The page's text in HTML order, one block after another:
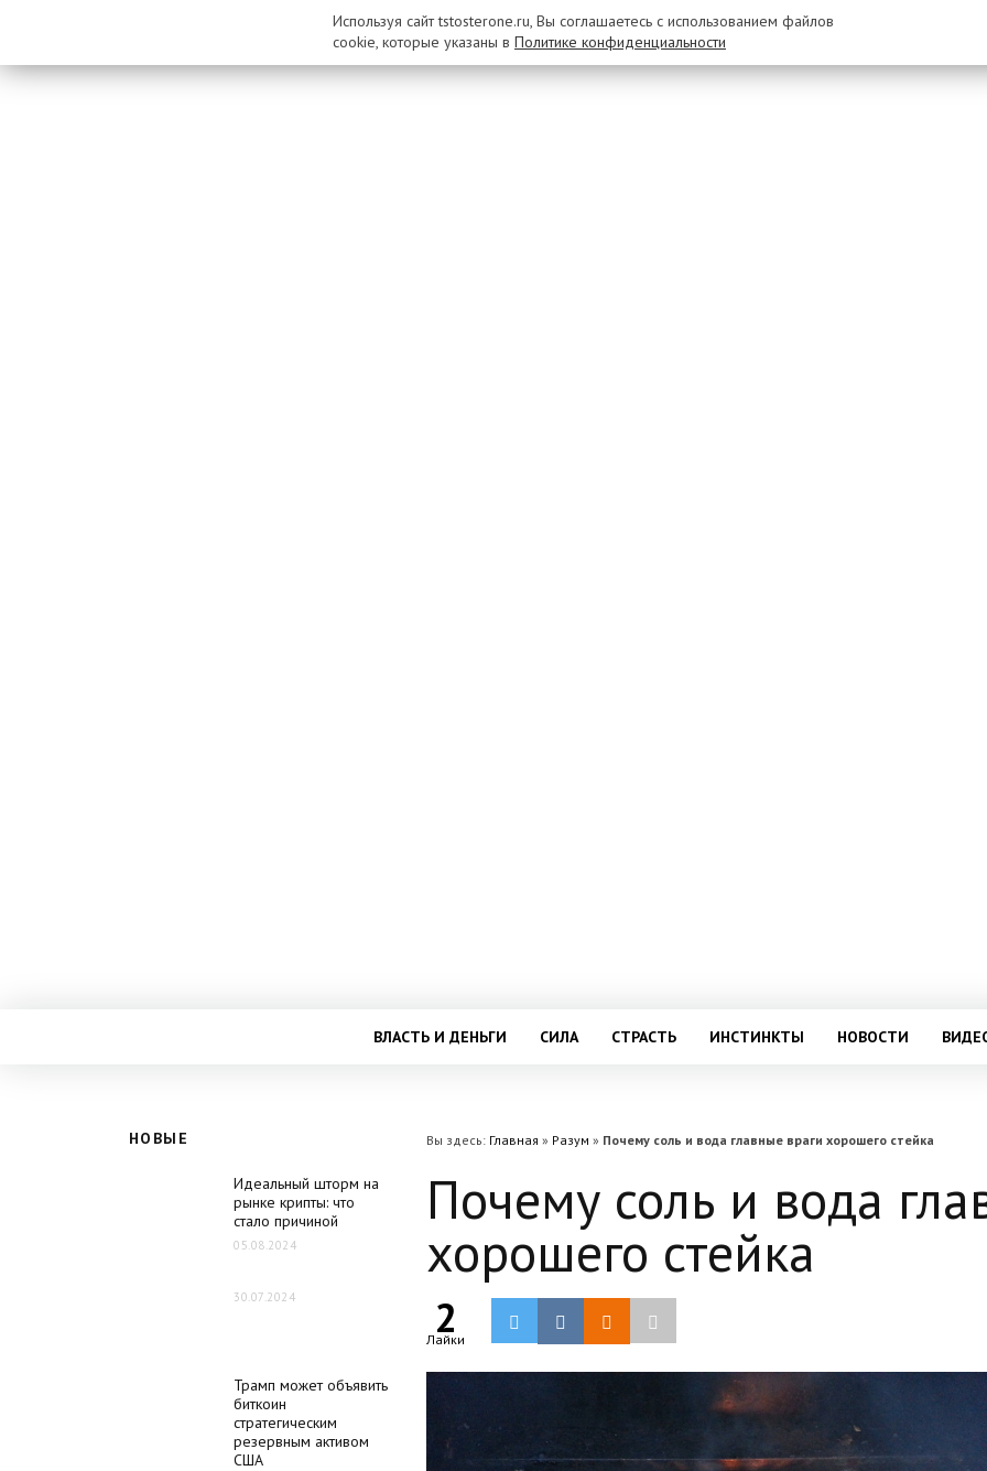
ВЛАСТЬ И ДЕНЬГИ СИЛА СТРАСТЬ ИНСТИНКТЫ НОВОСТИ
НОВЫЕ
Идеальный шторм на
рынке крипты: что
стало причиной
05.08.2024
30.07.2024
Трамп может объявить
биткоин
стратегическим
резервным активом
США
Вы здесь: Главная » Разум » Почему соль и вода главные враги хорошего стейка
Почему соль и вода
хорошего стейка
2
Лайки
Используя сайт tstosterone.ru, Вы соглашаетесь с использованием файлов
cookie, которые указаны в Политике конфиденциальности